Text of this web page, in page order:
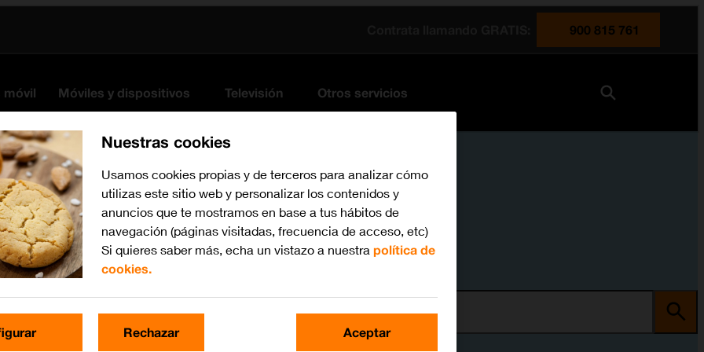
900 815 761
móvil Móviles y dispositivos Televisión Otros servicios
Busca por problema o tema
Nuestras cookies
Usamos cookies propias y de terceros para analizar cómo
utilizas este sitio web y personalizar los contenidos y
anuncios que te mostramos en base a tus hábitos de
navegación (páginas visitadas, frecuencia de acceso, etc)
Si quieres saber más, echa un vistazo a nuestra política de
cookies.
Rechazar Aceptar